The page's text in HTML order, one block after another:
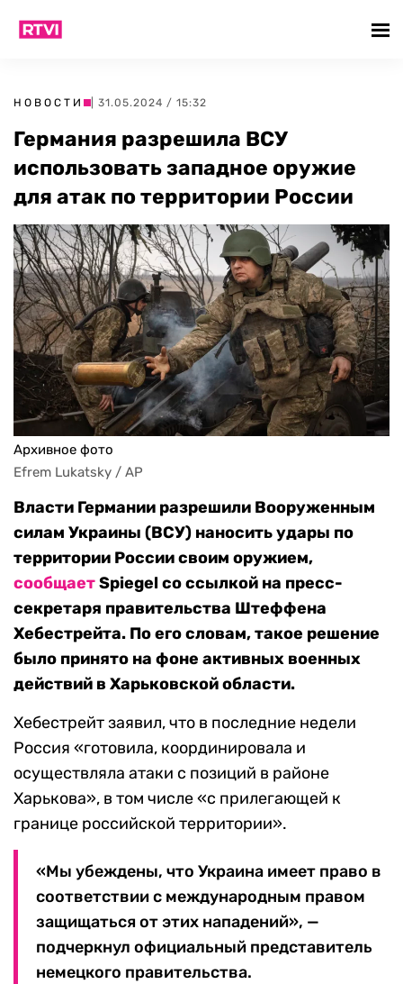
НОВОСТИ | 31.05.2024 / 15:32
Германия разрешила ВСУ
использовать западное оружие
для атак по территории России
Архивное фото
Efrem Lukatsky / AP
Власти Германии разрешили Вооруженным
силам Украины (ВСУ) наносить удары по
территории России своим оружием,
сообщаетSpiegel со ссылкой на пресс-
секретаря правительства Штеффена
Хебестрейта. По его словам, такое решение
было принято на фоне активных военных
действий в Харьковской области.
Хебестрейт заявил, что в последние недели
Россия «готовила, координировала и
осуществляла атаки с позиций в районе
Харькова», в том числе «с прилегающей к
границе российской территории».
«Мы убеждены, что Украина имеет право в
соответствии с международным правом
защищаться от этих нападений», —
подчеркнул официальный представитель
немецкого правительства.